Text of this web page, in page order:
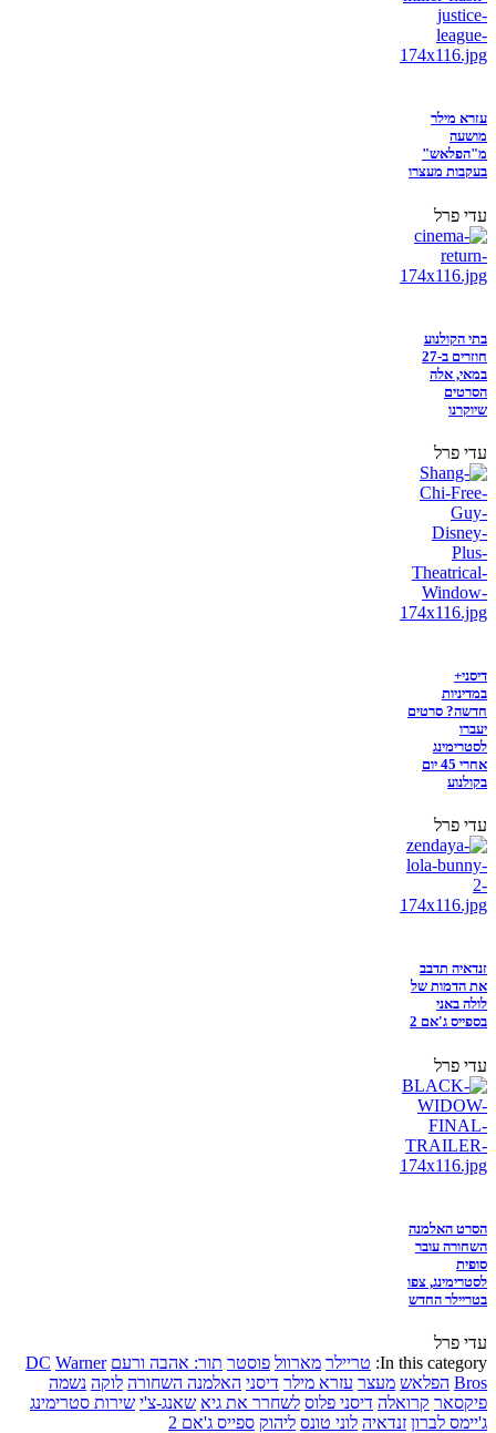
עזרא מילר
מושעה
מ"הפלאש"
בעקבות מעצרו
עדי פרל
בתי הקולנוע
חוזרים ב-27
במאי, אלה
הסרטים
שיוקרנו
עדי פרל
דיסני+
במדיניות
חדשה? סרטים
יעברו
לסטרימינג
אחרי 45 יום
בקולנוע
עדי פרל
זנדאיה תדבב
את הדמות של
לולה באני
בספייס ג'אם 2
עדי פרל
הסרט האלמנה
השחורה עובר
סופית
לסטרימינג, צפו
בטריילר החדש
עדי פרל
In this category: טריילר מארוול פוסטר תור: אהבה ורעם DC Warner
Bros הפלאש מעצר עזרא מילר דיסני האלמנה השחורה לוקה נשמה
פיקסאר קרואלה דיסני פלוס לשחרר את גיא שאנג-צ'י שירות סטרימינג
ג'יימס לברון זנדאיה לוני טונס ליהוק ספייס ג'אם 2